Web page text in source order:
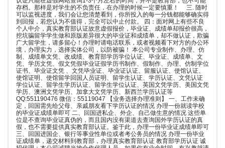
存档。那样是对学生的不负责任，在办理的时候一定要慎重！ 三. 随时
可以监视进度，我们会让您清楚看到，你所投入的每一分钱都能够确实得
到回报，若您认为不值得，完全可以中止付款。 四：面对网上有些不良
个人中介，真实教育部认证故意虚假报价，毕业证、成绩单却报价很高，
挖坑骗留学学生做和原版差异很大的毕业证和成绩单，却不做认证，欺骗
广大留学生，请多留心！办理时请电话联系，或者视频看下对方的办公环
境，办理实力，选择实体公司，以防被骗！ 本公司专业制作、办理、仿
制、成绩单文凭、改成绩、教育部学历学位认证、毕业证、成绩单、文
凭、学历文凭、假文凭假毕业证假学历书制作、假制作、办理、仿制学位
证书、毕业证文凭 、文凭毕业证、毕业证认证、留服认证、使馆认证、
使馆证明、使馆留学回国人员证明、留学生认证、学历认证、文凭认证
学位认证、留学生学历认证、留学生学位认证、英国文凭学历、美国文凭
学历、澳洲文凭学历、加拿大文凭学历、新西兰学历认证等
QQ:551190476 微信：55119047 【业务选择办理准则】 一、工作未确
定，回国需先给父母、亲戚朋友看下学历认证的情况 办理一份就读学校
的毕业证成绩单即可 二、回国进私企、外企、自己做生意的情况 这些单
位是不查询毕业证真伪的，而且国内没有渠道去查询国外学历认证的真
假，也不需要提供真实教育部认证。鉴于此，办理一份毕业证成绩单即可
三、回国进国企、银行等事业性单位或者考公务员的情况 办理一份毕业
证成绩单，递交材料到教育部，办理真实教育部认证 教育部学历认证 诚